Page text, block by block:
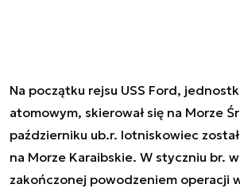
Na początku rejsu USS Ford,
atomowym, skierował się na Morze
październiku ub.r. lotniskowiec
na Morze Karaibskie. W styczniu br.
zakończonej powodzeniem operacji